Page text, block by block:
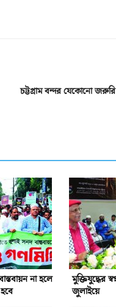
চট্টগ্রাম বন্দর যেকোনো জরুরি
না হলে
মুক্তিযুদ্ধের
জুলাইয়ে